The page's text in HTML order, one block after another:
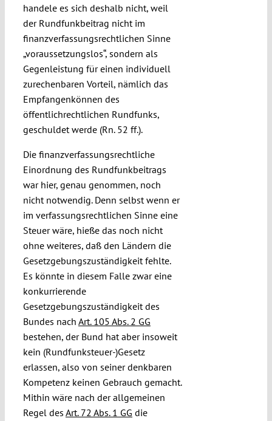
handele es sich deshalb nicht, weil
der Rundfunkbeitrag nicht im
finanzverfassungsrechtlichen Sinne
„voraussetzungslos“, sondern als
Gegenleistung für einen individuell
zurechenbaren Vorteil, nämlich das
Empfangenkönnen des
öffentlichrechtlichen Rundfunks,
geschuldet werde (Rn. 52 ff.).
Die finanzverfassungsrechtliche
Einordnung des Rundfunkbeitrags
war hier, genau genommen, noch
nicht notwendig. Denn selbst wenn er
im verfassungsrechtlichen Sinne eine
Steuer wäre, hieße das noch nicht
ohne weiteres, daß den Ländern die
Gesetzgebungszuständigkeit fehlte.
Es könnte in diesem Falle zwar eine
konkurrierende
Gesetzgebungszuständigkeit des
Bundes nach Art. 105 Abs. 2 GG
bestehen, der Bund hat aber insoweit
kein (Rundfunksteuer-)Gesetz
erlassen, also von seiner denkbaren
Kompetenz keinen Gebrauch gemacht.
Mithin wäre nach der allgemeinen
Regel des Art. 72 Abs. 1 GG die